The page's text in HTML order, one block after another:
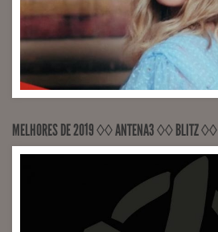
MELHORES DE 2019 ◊◊ ANTENA3 ◊◊ BLITZ ◊◊